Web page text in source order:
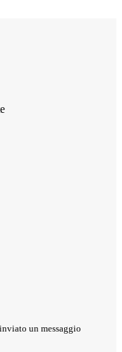
un messaggio